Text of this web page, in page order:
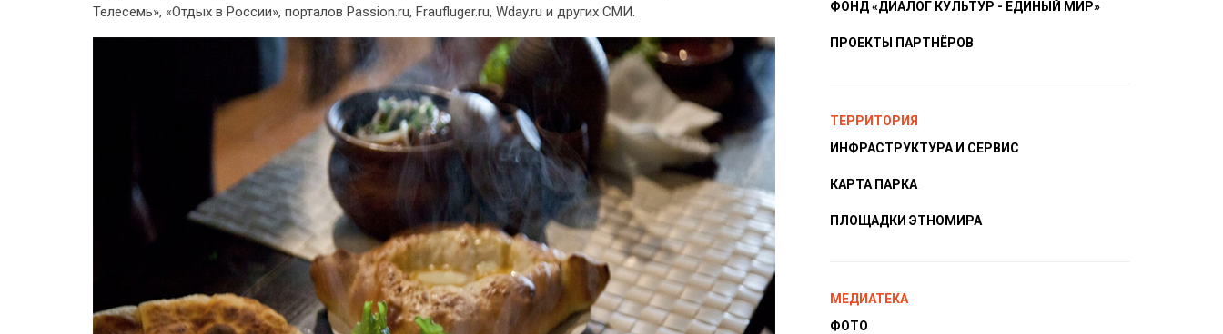
Телесемь», «Отдых в России», порталов Passion.ru, Fraufluger.ru, Wday.ru и других СМИ.
ФОНД «ДИАЛОГ КУЛЬТУР - ЕДИНЫЙ МИР»
ПРОЕКТЫ ПАРТНЁРОВ
ТЕРРИТОРИЯ
ИНФРАСТРУКТУРА И СЕРВИС
КАРТА ПАРКА
ПЛОЩАДКИ ЭТНОМИРА
МЕДИАТЕКА
ФОТО